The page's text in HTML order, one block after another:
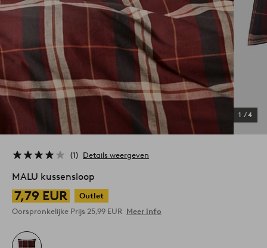
1 /4
1 Details weergeven
MALU kussensloop
7,79 EUR
Outlet
Oorspronkelijke Prijs 25,99 EUR Meer info